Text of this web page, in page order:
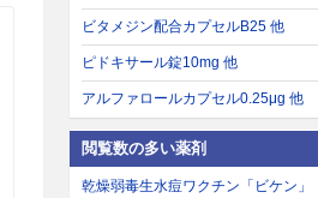
ビタメジン配合カプセルB25 他
ピドキサール錠10mg 他
アルファロールカプセル0.25μg 他
閲覧数の多い薬剤
乾燥弱毒生水痘ワクチン「ビケン」